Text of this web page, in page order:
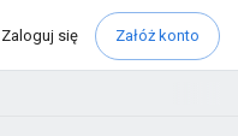
Zaloguj się Załóż konto